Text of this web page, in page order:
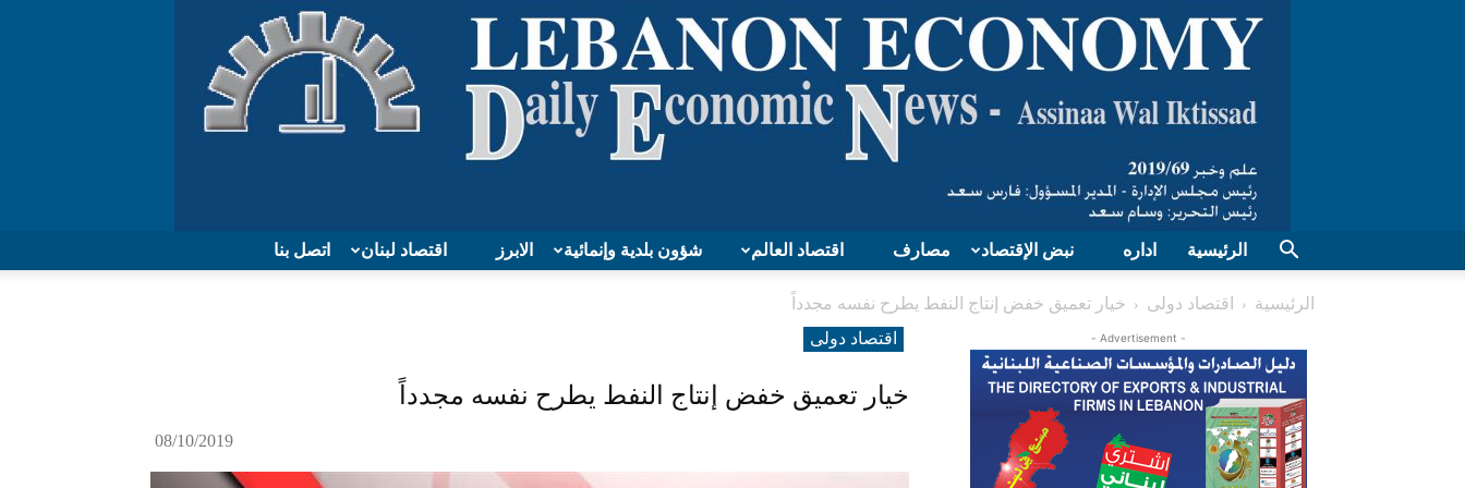
اتصل بنا اقتصاد لبنان الابرز شؤون بلدية وإنمائية اقتصاد العالم مصارف نبض الإقتصاد اداره الرئيسية
الرئيسية اقتصاد دولی
خيار تعميق خفض إنتاج النفط يطرح نفسه مجدداً
اقتصاد دولی
خيار تعميق خفض إنتاج النفط يطرح نفسه مجدداً
08/10/2019
- Advertisement -